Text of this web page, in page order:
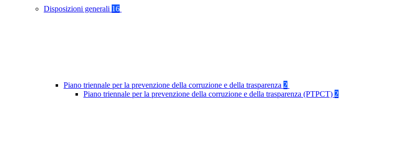
Disposizioni generali 16
Piano triennale per la prevenzione della corruzione e della trasparenza 2
Piano triennale per la prevenzione della corruzione e della trasparenza (PTPCT) 2